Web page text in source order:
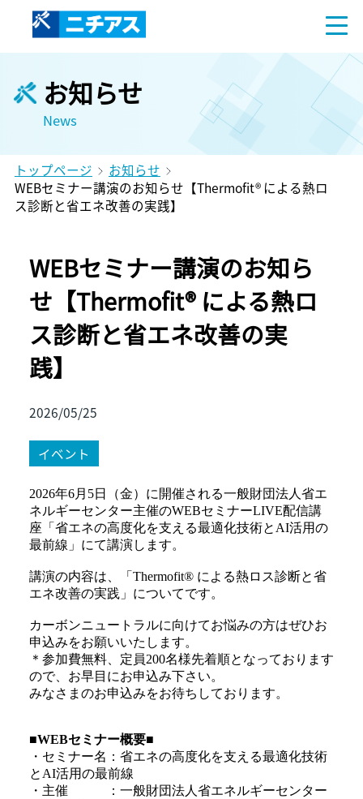
お知らせ
News
トップページ
お知らせ
WEBセミナー講演のお知らせ【Thermofit® による熱ロ
ス診断と省エネ改善の実践】
WEBセミナー講演のお知ら
せ【Thermofit® による熱ロ
ス診断と省エネ改善の実
践】
2026/05/25
イベント
2026年6月5日（金）に開催される一般財団法人省エ
ネルギーセンター主催のWEBセミナーLIVE配信講
座「省エネの高度化を支える最適化技術とAI活用の
最前線」にて講演します。
講演の内容は、「Thermofit® による熱ロス診断と省
エネ改善の実践」についてです。
カーボンニュートラルに向けてお悩みの方はぜひお
申込みをお願いいたします。
＊参加費無料、定員200名様先着順となっております
ので、お早目にお申込み下さい。
みなさまのお申込みをお待ちしております。
■WEBセミナー概要■
・セミナー名：省エネの高度化を支える最適化技術
とAI活用の最前線
・主催 ：一般財団法人省エネルギーセンター